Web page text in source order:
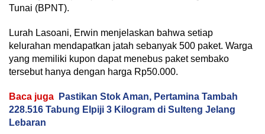
Tunai (BPNT).
Lurah Lasoani, Erwin menjelaskan bahwa setiap
kelurahan mendapatkan jatah sebanyak 500 paket. Warga
yang memiliki kupon dapat menebus paket sembako
tersebut hanya dengan harga Rp50.000.
Baca juga
Pastikan Stok Aman, Pertamina Tambah
228.516 Tabung Elpiji 3 Kilogram di Sulteng Jelang
Lebaran